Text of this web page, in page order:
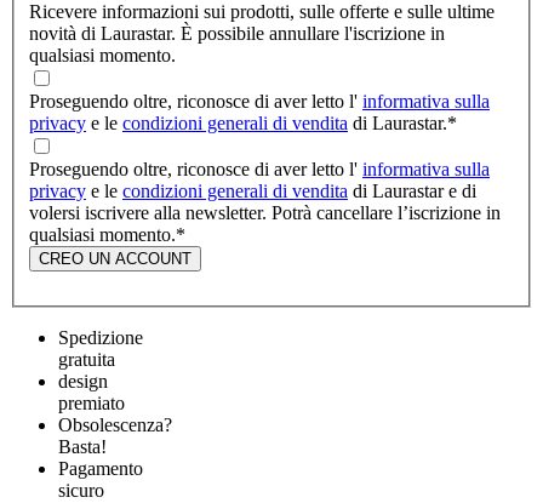
Ricevere informazioni sui prodotti, sulle offerte e sulle ultime
novità di Laurastar. È possibile annullare l'iscrizione in
qualsiasi momento.
Proseguendo oltre, riconosce di aver letto l' informativa sulla
privacy e le condizioni generali di vendita di Laurastar.*
Proseguendo oltre, riconosce di aver letto l' informativa sulla
privacy e le condizioni generali di vendita di Laurastar e di
volersi iscrivere alla newsletter. Potrà cancellare l’iscrizione in
qualsiasi momento.*
CREO UN ACCOUNT
Spedizione
gratuita
design
premiato
Obsolescenza?
Basta!
Pagamento
sicuro